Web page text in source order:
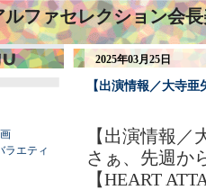
ルファセレクション会
ラエティ
2025年03月25日
【出演情報／大寺
【出演情報／
さぁ、先週か
【HEART